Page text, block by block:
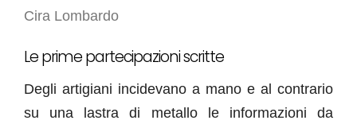
Cira Lombardo
Le prime partecipazioni scritte
Degli artigiani incidevano a mano e al contrario
su una lastra di metallo le informazioni da